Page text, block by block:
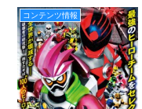
コンテンツ情報